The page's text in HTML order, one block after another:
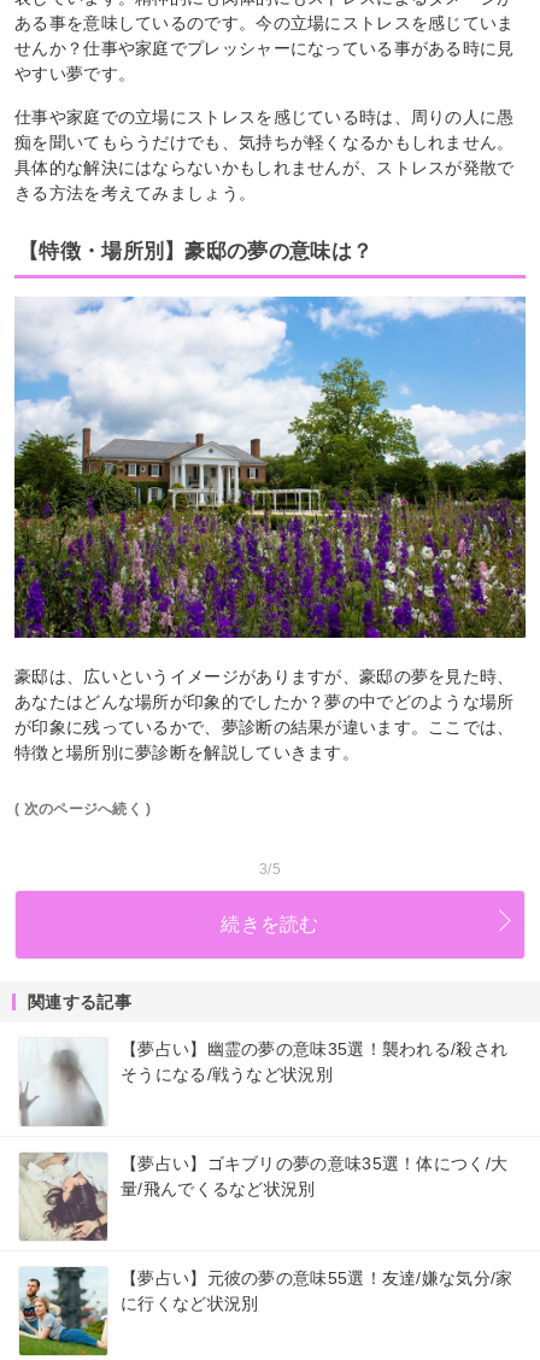
ある事を意味しているのです。今の立場にストレスを感じていま
せんか？仕事や家庭でプレッシャーになっている事がある時に見
やすい夢です。
仕事や家庭での立場にストレスを感じている時は、周りの人に愚
痴を聞いてもらうだけでも、気持ちが軽くなるかもしれません。
具体的な解決にはならないかもしれませんが、ストレスが発散で
きる方法を考えてみましょう。
【特徴・場所別】豪邸の夢の意味は？
豪邸は、広いというイメージがありますが、豪邸の夢を見た時、
あなたはどんな場所が印象的でしたか？夢の中でどのような場所
が印象に残っているかで、夢診断の結果が違います。ここでは、
特徴と場所別に夢診断を解説していきます。
( 次のページへ続く )
3/5
続きを読む
関連する記事
【夢占い】幽霊の夢の意味35選！襲われる/殺され
そうになる/戦うなど状況別
【夢占い】ゴキブリの夢の意味35選！体につく/大
量/飛んでくるなど状況別
【夢占い】元彼の夢の意味55選！友達/嫌な気分/家
に行くなど状況別